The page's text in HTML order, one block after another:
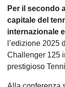
Per il secondo
capitale del
internazionale
l’edizione 2025
Challenger 125
prestigioso